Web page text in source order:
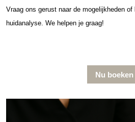
Vraag ons gerust naar de mogelijkheden
huidanalyse. We helpen je graag!
Nu boeken